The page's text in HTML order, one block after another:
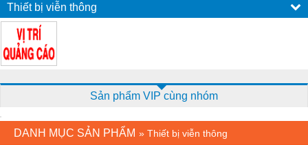
Thiết bị viễn thông
Sản phẩm VIP cùng nhóm
DANH MỤC SẢN PHẨM » Thiết bị viễn thông